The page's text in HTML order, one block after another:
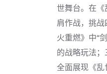
世舞台。在
肩作战，挑
火重燃》中“
的战略玩法
全面展现《乱